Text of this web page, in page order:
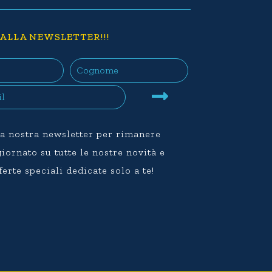
NEWSLETTER!!!
nostra newsletter per rimanere
su tutte le nostre novità e
speciali dedicate solo a te!